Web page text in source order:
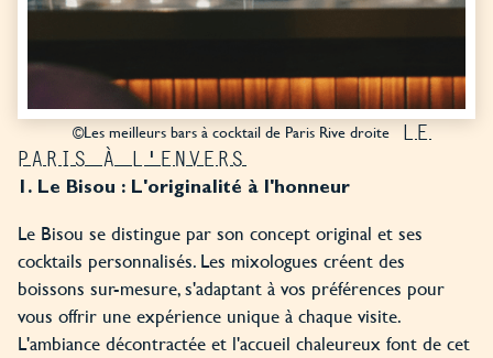
©Les meilleurs bars à cocktail de Paris Rive droite
LE
PARIS À L'ENVERS
1. Le Bisou : L'originalité à l'honneur
Le Bisou se distingue par son concept original et ses
cocktails personnalisés. Les mixologues créent des
boissons sur-mesure, s'adaptant à vos préférences pour
vous offrir une expérience unique à chaque visite.
L'ambiance décontractée et l'accueil chaleureux font de cet